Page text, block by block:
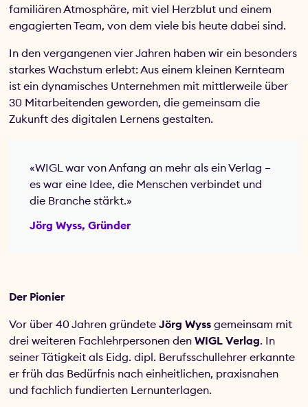
familiären Atmosphäre, mit viel Herzblut und einem
engagierten Team, von dem viele bis heute dabei sind.
In den vergangenen vier Jahren haben wir ein besonders
starkes Wachstum erlebt: Aus einem kleinen Kernteam
ist ein dynamisches Unternehmen mit mittlerweile über
30 Mitarbeitenden geworden, die gemeinsam die
Zukunft des digitalen Lernens gestalten.
«WIGL war von Anfang an mehr als ein Verlag –
es war eine Idee, die Menschen verbindet und
die Branche stärkt.»
Jörg Wyss, Gründer
Der Pionier
Vor über 40 Jahren gründeteJörg Wyss gemeinsam mit
drei weiteren Fachlehrpersonen denWIGL Verlag. In
seiner Tätigkeit als Eidg. dipl. Berufsschullehrer erkannte
er früh das Bedürfnis nach einheitlichen, praxisnahen
und fachlich fundierten Lernunterlagen.